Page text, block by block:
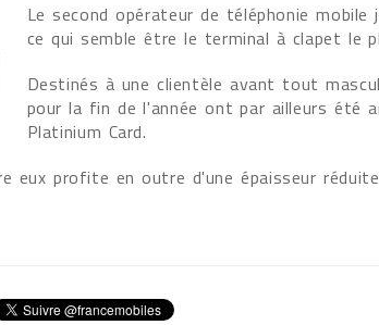
Le second opérateur de téléphonie
ce qui semble être le terminal à clapet le
Destinés à une clientèle avant tout
pour la fin de l'année ont par ailleurs été
Platinium Card.
eux profite en outre d'une épaisseur